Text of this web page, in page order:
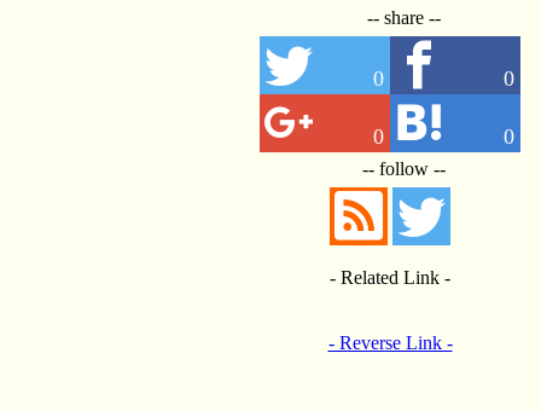
-- share --
0 0
0 0
-- follow --
- Related Link -
- Reverse Link -